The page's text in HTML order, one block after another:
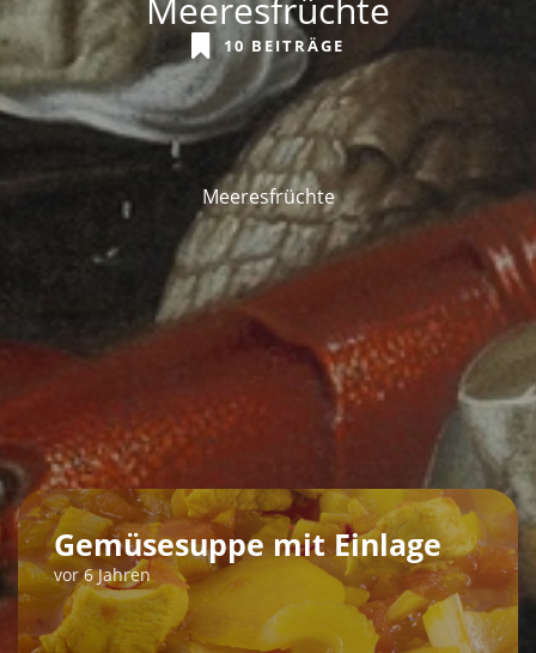
Meeresfrüchte
10 BEITRÄGE
Meeresfrüchte
Gemüsesuppe mit Einlage
vor 6 Jahren